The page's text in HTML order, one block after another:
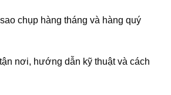
chụp hàng tháng và hàng quý
nơi, hướng dẫn kỹ thuật và cách